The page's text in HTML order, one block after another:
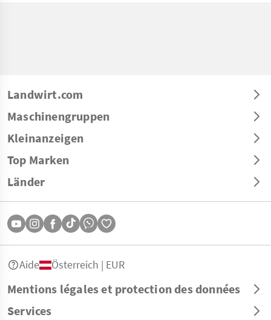
Landwirt.com
Maschinengruppen
Kleinanzeigen
Top Marken
Länder
Mentions légales et protection des données
Services
Aide Österreich | EUR